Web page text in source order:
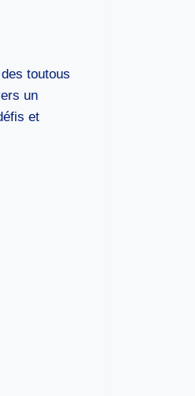
toutous
un
et